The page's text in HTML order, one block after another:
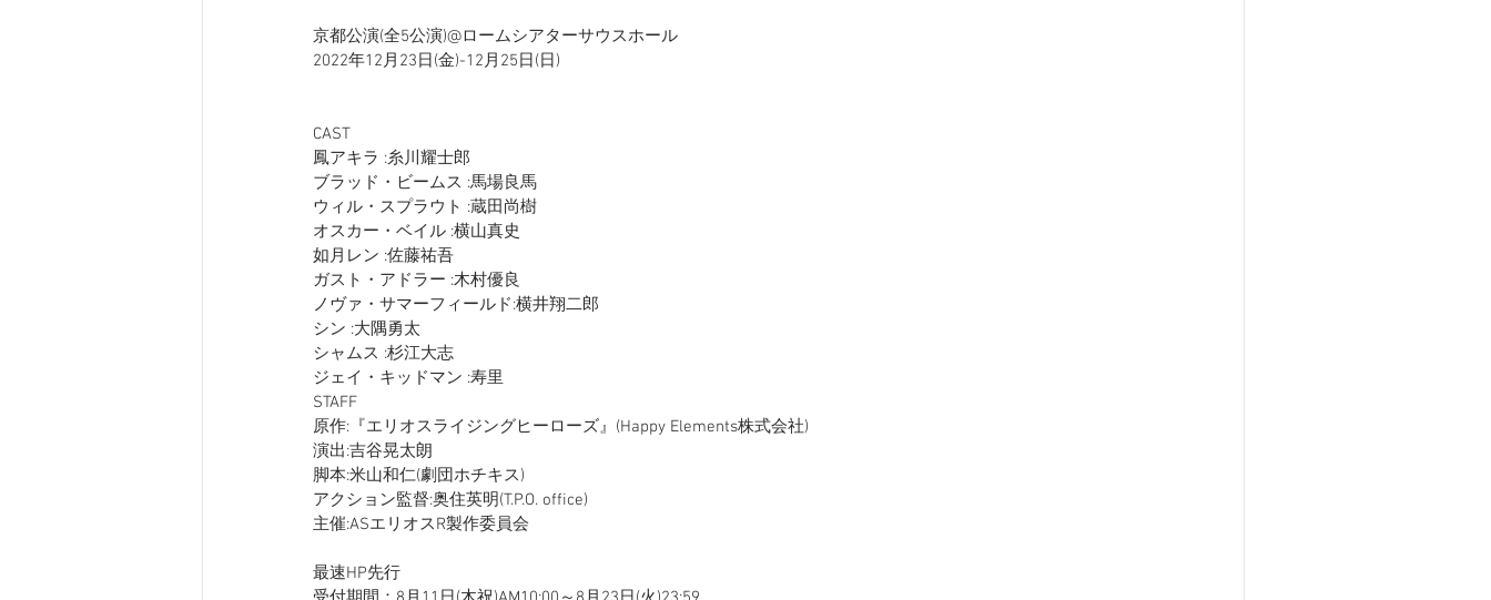
京都公演(全5公演)@ロームシアターサウスホール
2022年12月23日(金)-12月25日(日)
CAST
鳳アキラ :糸川耀士郎
ブラッド・ビームス :馬場良馬
ウィル・スプラウト :蔵田尚樹
オスカー・ベイル :横山真史
如月レン :佐藤祐吾
ガスト・アドラー :木村優良
ノヴァ・サマーフィールド:横井翔二郎
シン :大隅勇太
シャムス :杉江大志
ジェイ・キッドマン :寿里
STAFF
原作:『エリオスライジングヒーローズ』(Happy Elements株式会社)
演出:吉谷晃太朗
脚本:米山和仁(劇団ホチキス)
アクション監督:奥住英明(T.P.O. office)
主催:ASエリオスR製作委員会
最速HP先行